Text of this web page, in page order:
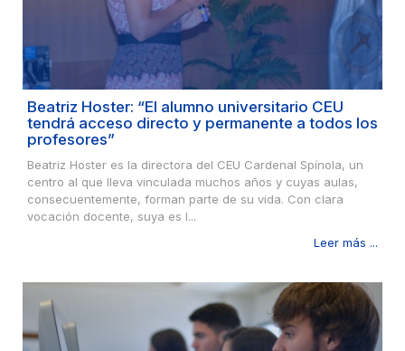
Beatriz Hoster: “El alumno universitario CEU
tendrá acceso directo y permanente a todos los
profesores”
Beatriz Hoster es la directora del CEU Cardenal Spínola, un
centro al que lleva vinculada muchos años y cuyas aulas,
consecuentemente, forman parte de su vida. Con clara
vocación docente, suya es l...
Leer más ...